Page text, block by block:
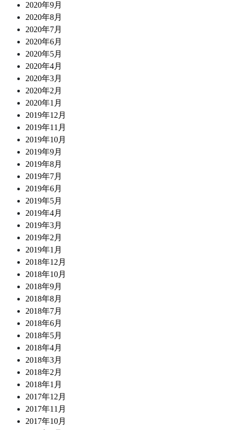
2020年9月
2020年8月
2020年7月
2020年6月
2020年5月
2020年4月
2020年3月
2020年2月
2020年1月
2019年12月
2019年11月
2019年10月
2019年9月
2019年8月
2019年7月
2019年6月
2019年5月
2019年4月
2019年3月
2019年2月
2019年1月
2018年12月
2018年10月
2018年9月
2018年8月
2018年7月
2018年6月
2018年5月
2018年4月
2018年3月
2018年2月
2018年1月
2017年12月
2017年11月
2017年10月